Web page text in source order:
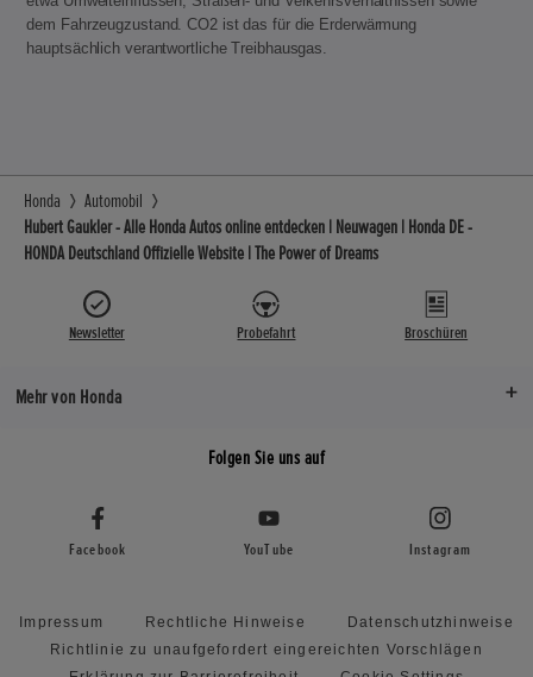
dem Fahrzeugzustand. CO2 ist das für die Erderwärmung
hauptsächlich verantwortliche Treibhausgas.
Honda
Automobil
Hubert Gaukler - Alle Honda Autos online entdecken | Neuwagen | Honda DE -
HONDA Deutschland Offizielle Website | The Power of Dreams
Newsletter Probefahrt Broschüren
Mehr von Honda
Folgen Sie uns auf
Facebook YouTube Instagram
Impressum Rechtliche Hinweise
Datenschutzhinweise
Richtlinie zu unaufgefordert eingereichten Vorschlägen